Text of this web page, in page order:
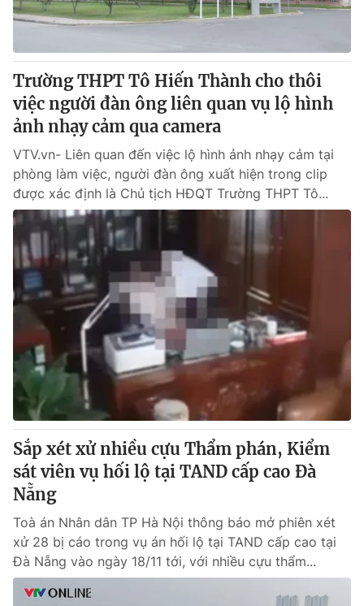
Trường THPT Tô Hiến Thành cho thôi
việc người đàn ông liên quan vụ lộ hình
ảnh nhạy cảm qua camera
VTV.vn- Liên quan đến việc lộ hình ảnh nhạy cảm tại
phòng làm việc, người đàn ông xuất hiện trong clip
được xác định là Chủ tịch HĐQT Trường THPT Tô...
Sắp xét xử nhiều cựu Thẩm phán, Kiểm
sát viên vụ hối lộ tại TAND cấp cao Đà
Nẵng
Toà án Nhân dân TP Hà Nội thông báo mở phiên xét
xử 28 bị cáo trong vụ án hối lộ tại TAND cấp cao tại
Đà Nẵng vào ngày 18/11 tới, với nhiều cựu thẩm...